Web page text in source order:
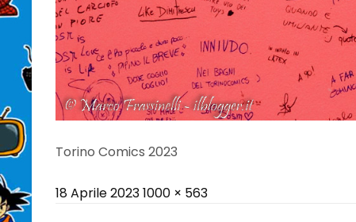
Torino Comics 2023
Posted
18 Aprile 2023Full
1000 × 563